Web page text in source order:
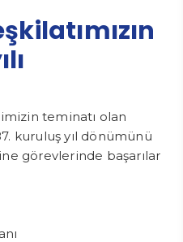
teminatı olan
kuruluş yıl dönümünü
görevlerinde başarılar